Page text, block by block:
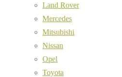
Land Rover
Mercedes
Mitsubishi
Nissan
Opel
Toyota